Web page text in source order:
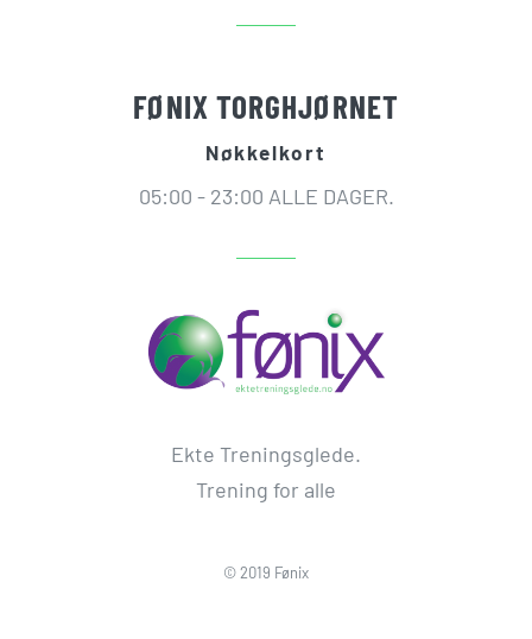
FØNIX TORGHJØRNET
Nøkkelkort
05:00 - 23:00 ALLE DAGER.
Ekte Treningsglede.
Trening for alle
© 2019 Fønix